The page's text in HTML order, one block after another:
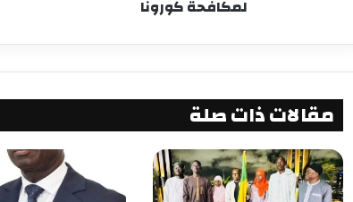
لمكافحة كورونا
مقالات ذات صلة